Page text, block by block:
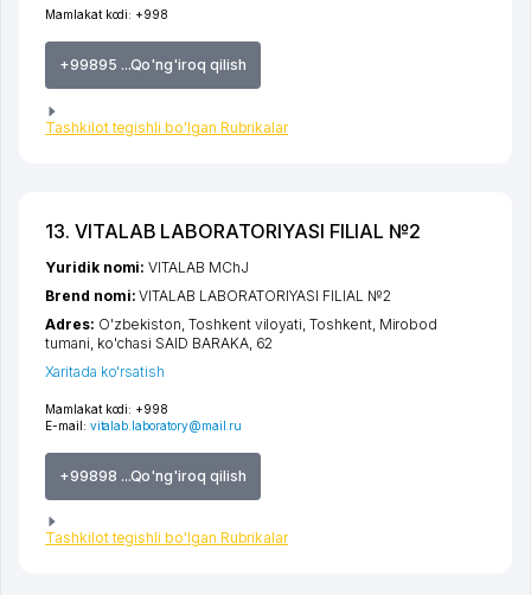
Mamlakat kodi: +998
+99895 ...Qo'ng'iroq qilish
Tashkilot tegishli bo'lgan Rubrikalar
13. VITALAB LABORATORIYASI FILIAL №2
Mamlakat kodi: +998
E-mail: vitalab.laboratory@mail.ru
+99898 ...Qo'ng'iroq qilish
Tashkilot tegishli bo'lgan Rubrikalar
Yuridik nomi:VITALAB MChJ
Brend nomi:VITALAB LABORATORIYASI FILIAL №2
Adres: O'zbekiston,Toshkent viloyati ,Toshkent, Mirobod
tumani ko'chasi SAID BARAKA, 62
Xaritada ko'rsatish